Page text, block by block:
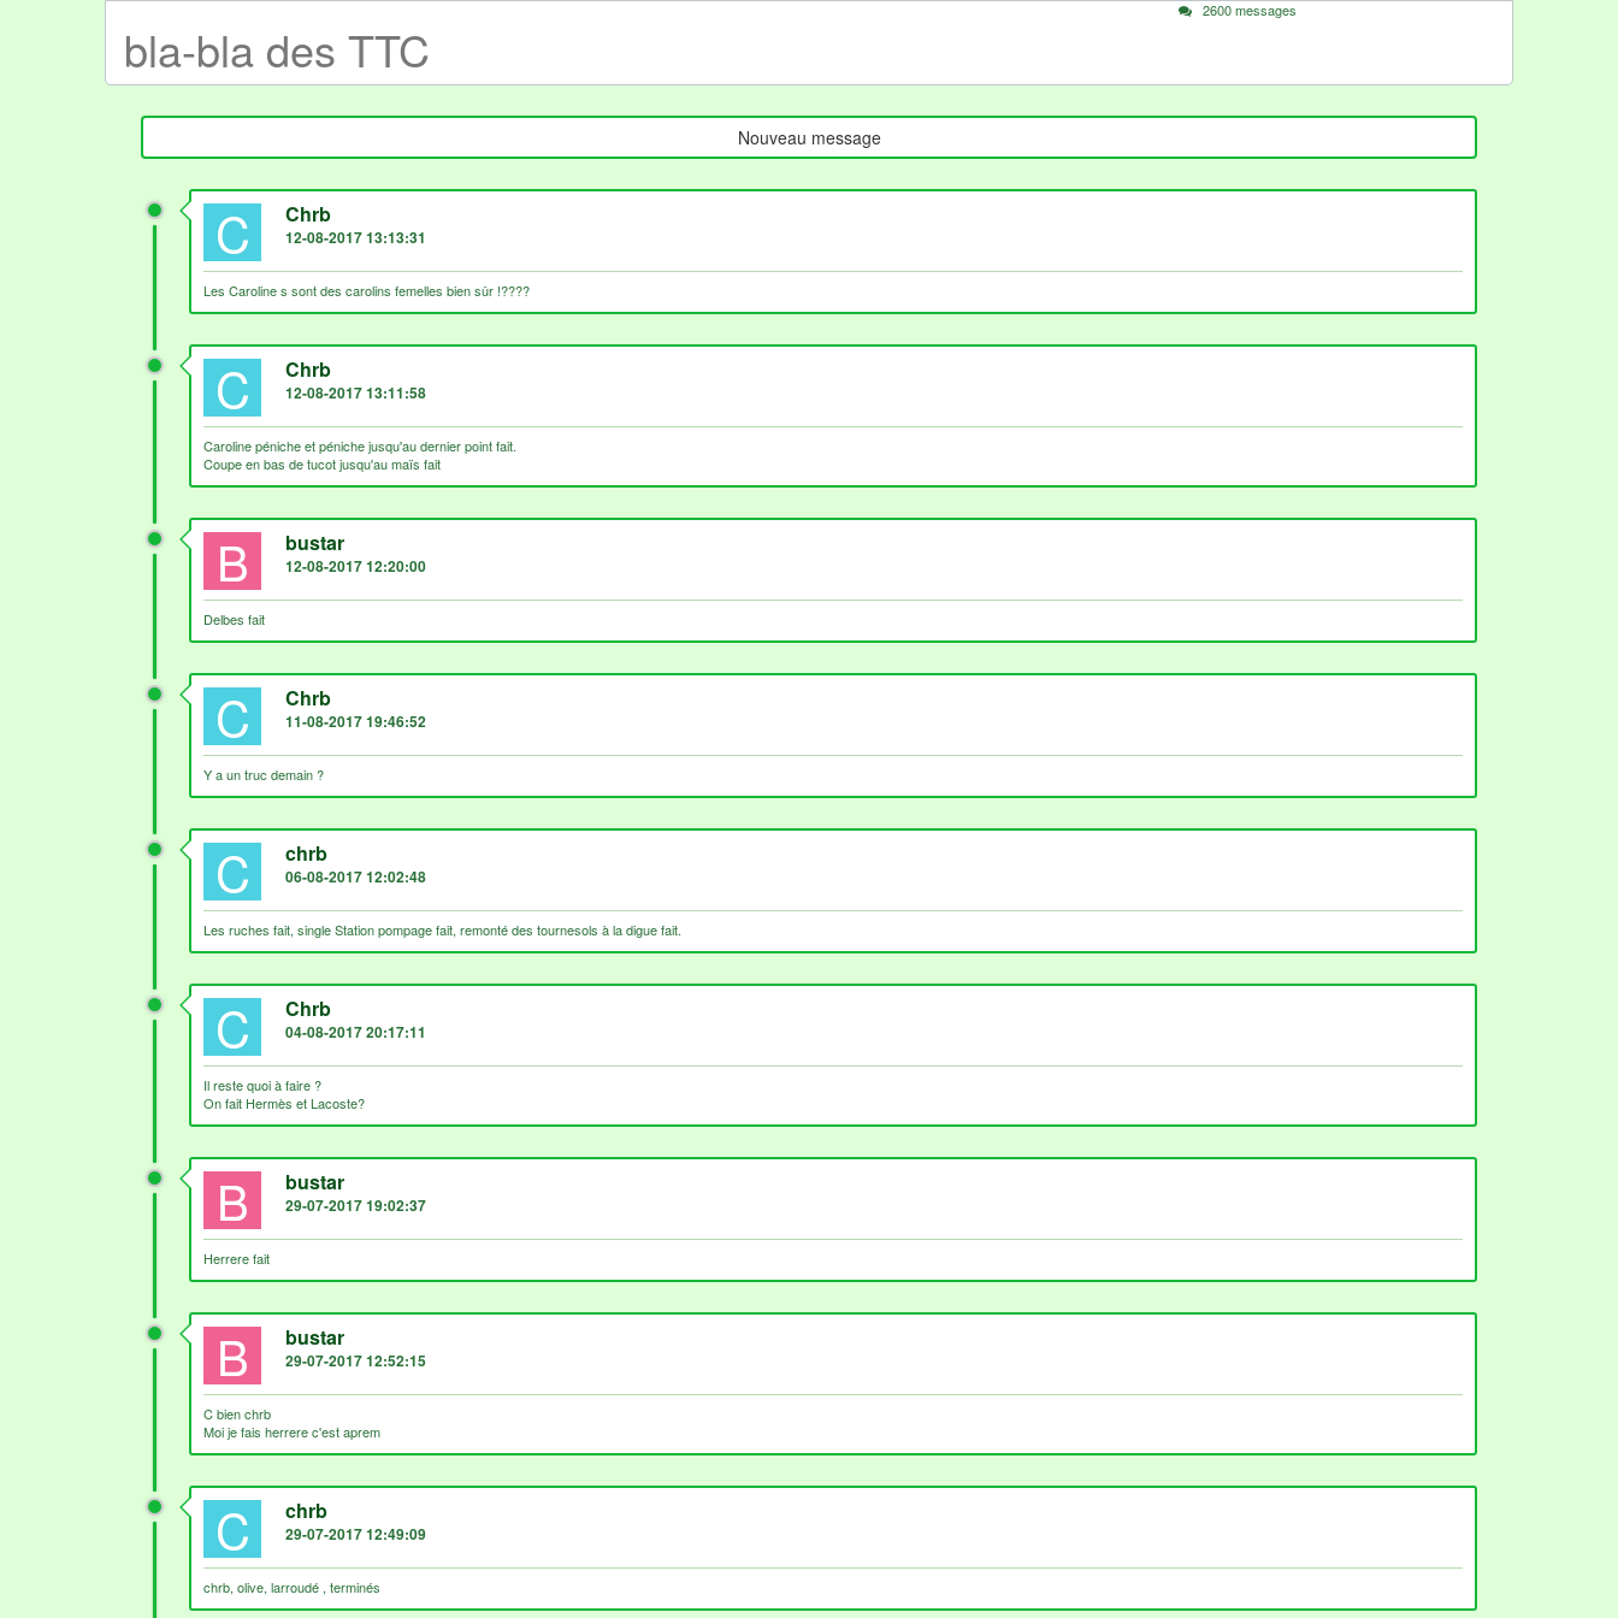
bla-bla des TTC
2600 messages
Nouveau message
C Chrb
12-08-2017 13:13:31
Les Caroline s sont des carolins femelles bien sûr !????
C Chrb
12-08-2017 13:11:58
Caroline péniche et péniche jusqu'au dernier point fait.
Coupe en bas de tucot jusqu'au maïs fait
B bustar
12-08-2017 12:20:00
Delbes fait
C Chrb
11-08-2017 19:46:52
Y a un truc demain ?
C chrb
06-08-2017 12:02:48
Les ruches fait, single Station pompage fait, remonté des tournesols à la digue fait.
C Chrb
04-08-2017 20:17:11
Il reste quoi à faire ?
On fait Hermès et Lacoste?
B bustar
29-07-2017 19:02:37
Herrere fait
B bustar
29-07-2017 12:52:15
C bien chrb
Moi je fais herrere c'est aprem
C chrb
29-07-2017 12:49:09
chrb, olive, larroudé , terminés